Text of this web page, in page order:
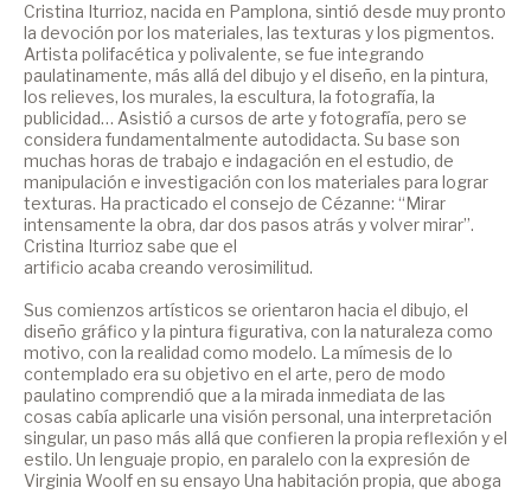
Cristina Iturrioz, nacida en Pamplona, sintió desde muy pronto
la devoción por los materiales, las texturas y los pigmentos.
Artista polifacética y polivalente, se fue integrando
paulatinamente, más allá del dibujo y el diseño, en la pintura,
los relieves, los murales, la escultura, la fotografía, la
publicidad… Asistió a cursos de arte y fotografía, pero se
considera fundamentalmente autodidacta. Su base son
muchas horas de trabajo e indagación en el estudio, de
manipulación e investigación con los materiales para lograr
texturas. Ha practicado el consejo de Cézanne: “Mirar
intensamente la obra, dar dos pasos atrás y volver mirar”.
Cristina Iturrioz sabe que el
artificio acaba creando verosimilitud.
Sus comienzos artísticos se orientaron hacia el dibujo, el
diseño gráfico y la pintura figurativa, con la naturaleza como
motivo, con la realidad como modelo. La mímesis de lo
contemplado era su objetivo en el arte, pero de modo
paulatino comprendió que a la mirada inmediata de las
cosas cabía aplicarle una visión personal, una interpretación
singular, un paso más allá que confieren la propia reflexión y el
estilo. Un lenguaje propio, en paralelo con la expresión de
Virginia Woolf en su ensayo Una habitación propia, que aboga